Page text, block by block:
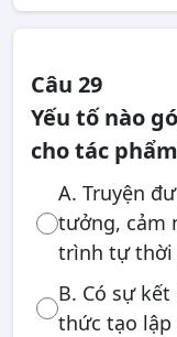
Câu 29
Yếu tố nào
cho tác
A. Truyện
tưởng, cảm
trình tự thời
B. Có sự
thức tạo lập